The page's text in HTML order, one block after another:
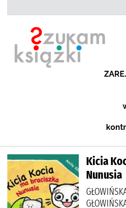
Kicia
Nunusia